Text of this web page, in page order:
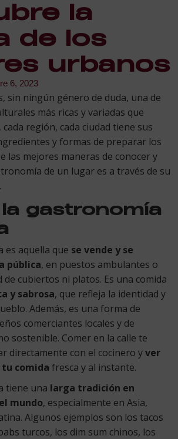
la
de los
urbanos
6, 2023
sin ningún género de duda, una de
más ricas y variadas que
cada región, cada ciudad tiene sus
y formas de preparar los
las mejores maneras de conocer y
de un lugar es a través de su
.
gastronomía
es aquella que se vende y se
pública, en puestos ambulantes o
de cubiertos ni platos. Es una comida
y sabrosa, que refleja la identidad y
Además, es una forma de
comerciantes locales y de
sostenible. Comer en la calle te
directamente con el cocinero yver
tu comida fresca y al instante.
tiene una larga tradición en
mundo, especialmente en Asia,
Algunos ejemplos son los tacos
turcos, los dim sum chinos, los